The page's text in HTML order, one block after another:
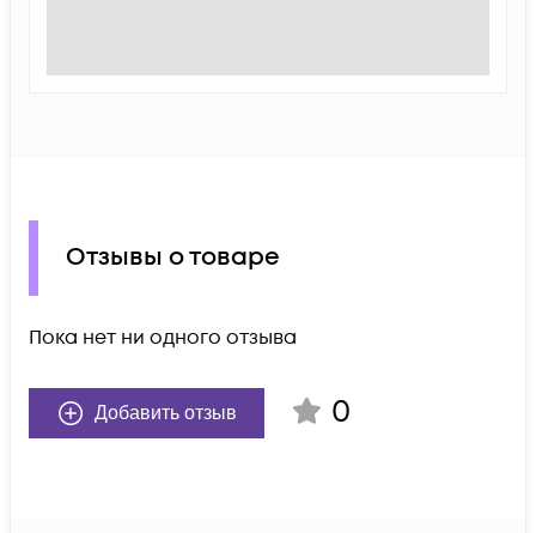
Отзывы о товаре
Пока нет ни одного отзыва
Добавить отзыв 0